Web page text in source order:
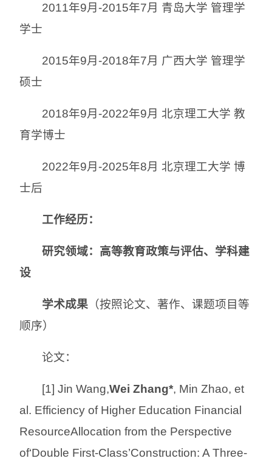
2011年9月-2015年7月 青岛大学 管理学
学士
2015年9月-2018年7月 广西大学 管理学
硕士
2018年9月-2022年9月 北京理工大学 教
育学博士
2022年9月-2025年8月 北京理工大学 博
士后
工作经历：
研究领域： 高等教育政策与评估、学科建
设
学术成果 （按照论文、著作、课题项目等
顺序）
论文：
[1] Jin Wang,Wei Zhang*, Min Zhao, et
al. Efficiency of Higher Education Financial
ResourceAllocation from the Perspective
of‘Double First-Class’Construction: A Three-